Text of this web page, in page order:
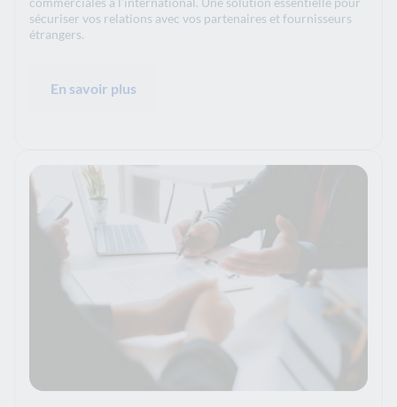
sécuriser vos relations avec vos partenaires et fournisseurs
étrangers.
En savoir plus